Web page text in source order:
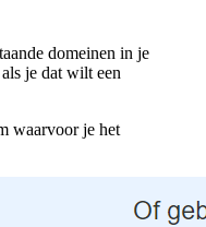
domeinen in je
je dat wilt een
waarvoor je het